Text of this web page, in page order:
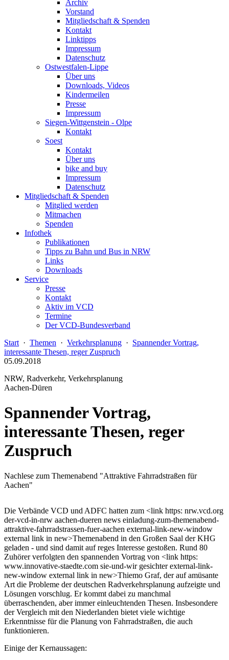
Archiv
Vorstand
Mitgliedschaft & Spenden
Kontakt
Linktipps
Impressum
Datenschutz
Ostwestfalen-Lippe
Über uns
Downloads, Videos
Kindermeilen
Presse
Impressum
Siegen-Wittgenstein - Olpe
Kontakt
Soest
Kontakt
Über uns
bike and buy
Impressum
Datenschutz
Mitgliedschaft & Spenden
Mitglied werden
Mitmachen
Spenden
Infothek
Publikationen
Tipps zu Bahn und Bus in NRW
Links
Downloads
Service
Presse
Kontakt
Aktiv im VCD
Termine
Der VCD-Bundesverband
Start · Themen · Verkehrsplanung · Spannender Vortrag,
interessante Thesen, reger Zuspruch
05.09.2018
NRW, Radverkehr, Verkehrsplanung
Aachen-Düren
Spannender Vortrag,
interessante Thesen, reger
Zuspruch
Nachlese zum Themenabend "Attraktive Fahrradstraßen für
Aachen"
Die Verbände VCD und ADFC hatten zum <link https: nrw.vcd.org
der-vcd-in-nrw aachen-dueren news einladung-zum-themenabend-
attraktive-fahrradstrassen-fuer-aachen external-link-new-window
external link in new>Themenabend in den Großen Saal der KHG
geladen - und sind damit auf reges Interesse gestoßen. Rund 80
Zuhörer verfolgten den spannenden Vortrag von <link https:
www.innovative-staedte.com sie-und-wir gesichter external-link-
new-window external link in new>Thiemo Graf, der auf amüsante
Art die Probleme der deutschen Radverkehrsplanung aufzeigte und
Lösungen vorschlug. Er kommt dabei zu manchmal
überraschenden, aber immer einleuchtenden Thesen. Insbesondere
der Vergleich mit den Niederlanden bietet viele wichtige
Erkenntnisse für die Planung von Fahrradstraßen, die auch
funktionieren.
Einige der Kernaussagen: